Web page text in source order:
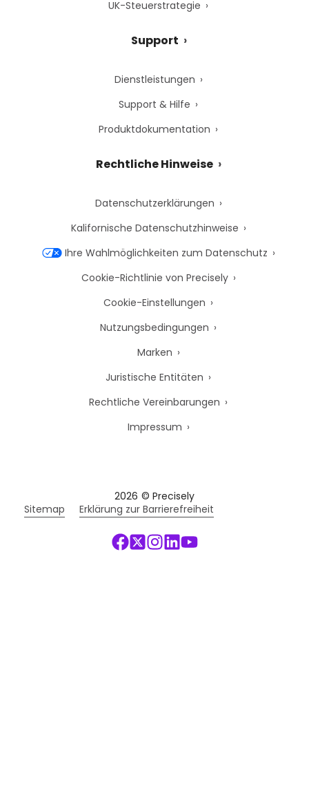
UK-Steuerstrategie
Support
Dienstleistungen
Support & Hilfe
Produktdokumentation
Rechtliche Hinweise
Datenschutzerklärungen
Kalifornische Datenschutzhinweise
Ihre Wahlmöglichkeiten zum Datenschutz
Cookie-Richtlinie von Precisely
Cookie-Einstellungen
Nutzungsbedingungen
Marken
Juristische Entitäten
Rechtliche Vereinbarungen
Impressum
2026 © Precisely
Sitemap
Erklärung zur Barrierefreiheit